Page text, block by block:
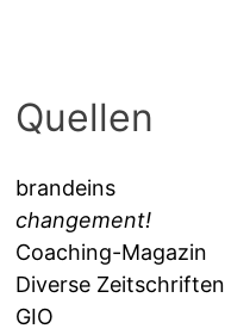
Quellen
brandeins
changement!
Coaching-Magazin
Diverse Zeitschriften
GIO